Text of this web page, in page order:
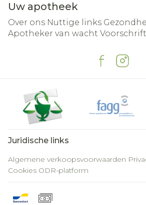
Uw apotheek
Over ons Nuttige links
Apotheker van wacht Voorschrift
Juridische links
Algemene verkoopsvoorwaarden
Cookies ODR-platform